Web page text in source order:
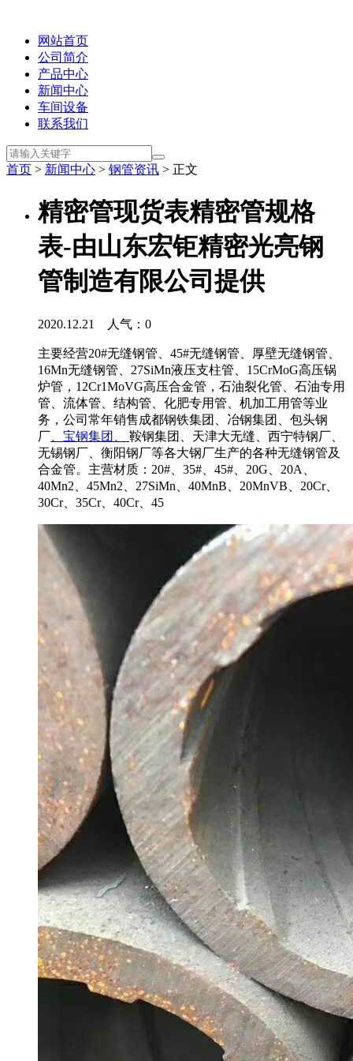
网站首页
公司简介
产品中心
新闻中心
车间设备
联系我们
首页 > 新闻中心 > 钢管资讯 > 正文
精密管现货表精密管规格
表-由山东宏钜精密光亮钢
管制造有限公司提供
2020.12.21 人气： 0
主要经营20#无缝钢管、45#无缝钢管、厚壁无缝钢管、
16Mn无缝钢管、27SiMn液压支柱管、15CrMoG高压锅
炉管，12Cr1MoVG高压合金管，石油裂化管、石油专用
管、流体管、结构管、化肥专用管、机加工用管等业
务，公司常年销售成都钢铁集团、冶钢集团、包头钢
厂 、宝钢集团、 鞍钢集团、天津大无缝、西宁特钢厂、
无锡钢厂、衡阳钢厂等各大钢厂生产的各种无缝钢管及
合金管。主营材质：20#、35#、45#、20G、20A、
40Mn2、45Mn2、27SiMn、40MnB、20MnVB、20Cr、
30Cr、35Cr、40Cr、45